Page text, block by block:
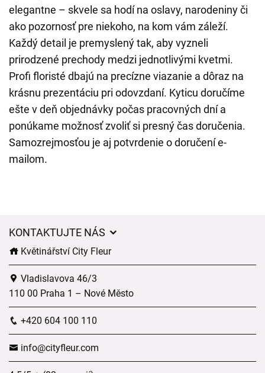
elegantne – skvele sa hodí na oslavy, narodeniny či
ako pozornosť pre niekoho, na kom vám záleží.
Každý detail je premyslený tak, aby vyzneli
prirodzené prechody medzi jednotlivými kvetmi.
Profi floristé dbajú na precízne viazanie a dôraz na
krásnu prezentáciu pri odovzdaní. Kyticu doručíme
ešte v deň objednávky počas pracovných dní a
ponúkame možnosť zvoliť si presný čas doručenia.
Samozrejmosťou je aj potvrdenie o doručení e-
mailom.
KONTAKTUJTE NÁS
Květinářství City Fleur
Vladislavova 46/3
110 00 Praha 1 – Nové Město
+420 604 100 110
info@cityfleur.com